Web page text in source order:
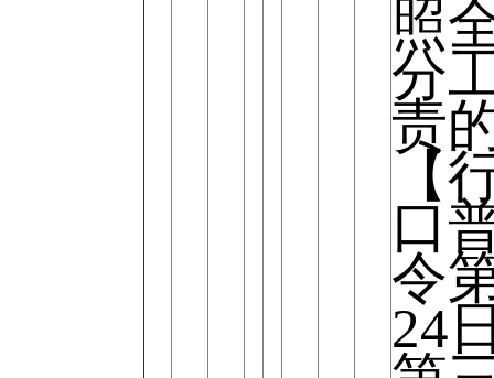
照
分
责
【
口
令
24